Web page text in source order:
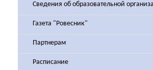
Сведения об образовательной
Газета "Ровесник"
Партнерам
Расписание